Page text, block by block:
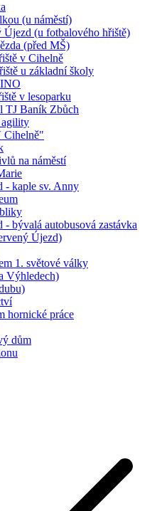
(u náměstí)
Újezd (u fotbalového hřiště)
(před MŠ)
v Cihelně
u základní školy
v lesoparku
TJ Baník Zbůch
agility
na náměstí
- kaple sv. Anny
- bývalá autobusová zastávka
Újezd)
1. světové války
Výhledech)
hornické práce
dům